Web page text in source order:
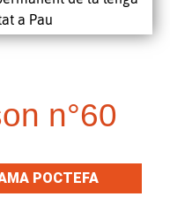
a Pau
n°60
POCTEFA